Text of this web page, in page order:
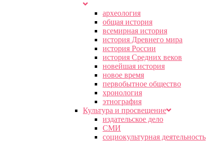
археология
общая история
всемирная история
история Древнего мира
история России
история Средних веков
новейшая история
новое время
первобытное общество
хронология
этнография
Культура и просвещение
издательское дело
СМИ
социокультурная деятельность